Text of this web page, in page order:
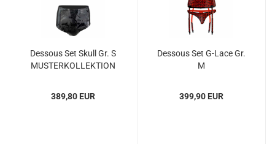
Dessous Set Skull Gr. S
MUSTERKOLLEKTION
389,80 EUR
Dessous Set G-Lace Gr.
M
399,90 EUR